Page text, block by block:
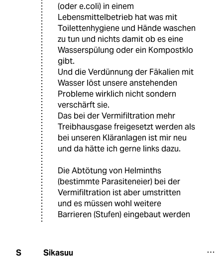
(oder e.coli) in einem
Lebensmittelbetrieb hat was mit
Toilettenhygiene und Hände waschen
zu tun und nichts damit ob es eine
Wasserspülung oder ein Kompostklo
gibt.
Und die Verdünnung der Fäkalien mit
Wasser löst unsere anstehenden
Probleme wirklich nicht sondern
verschärft sie.
Das bei der Vermifiltration mehr
Treibhausgase freigesetzt werden als
bei unseren Kläranlagen ist mir neu
und da hätte ich gerne links dazu.
Die Abtötung von Helminths
(bestimmte Parasiteneier) bei der
Vermifiltration ist aber umstritten
und es müssen wohl weitere
Barrieren (Stufen) eingebaut werden
S Sikasuu